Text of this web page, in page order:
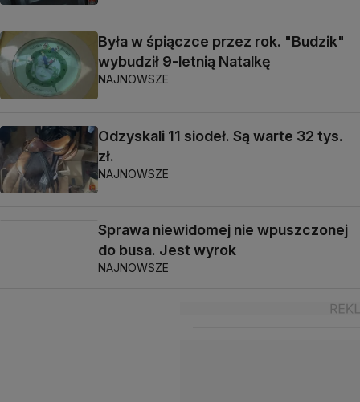
Była w śpiączce przez rok. "Budzik"
wybudził 9-letnią Natalkę
NAJNOWSZE
Odzyskali 11 siodeł. Są warte 32 tys.
zł.
NAJNOWSZE
Sprawa niewidomej nie wpuszczonej
do busa. Jest wyrok
NAJNOWSZE